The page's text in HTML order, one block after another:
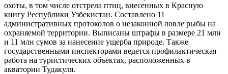
охоты, в том числе отстрела птиц, внесенных в Красную
книгу Республики Узбекистан. Составлено 11
административных протоколов о незаконной ловле рыбы на
охраняемой территории. Выписаны штрафы в размере 21 млн
и 11 млн сумов за нанесение ущерба природе. Также
государственными инспекторами ведется профилактическая
работа на туристических объектах, расположенных в
акватории Тудакуля.